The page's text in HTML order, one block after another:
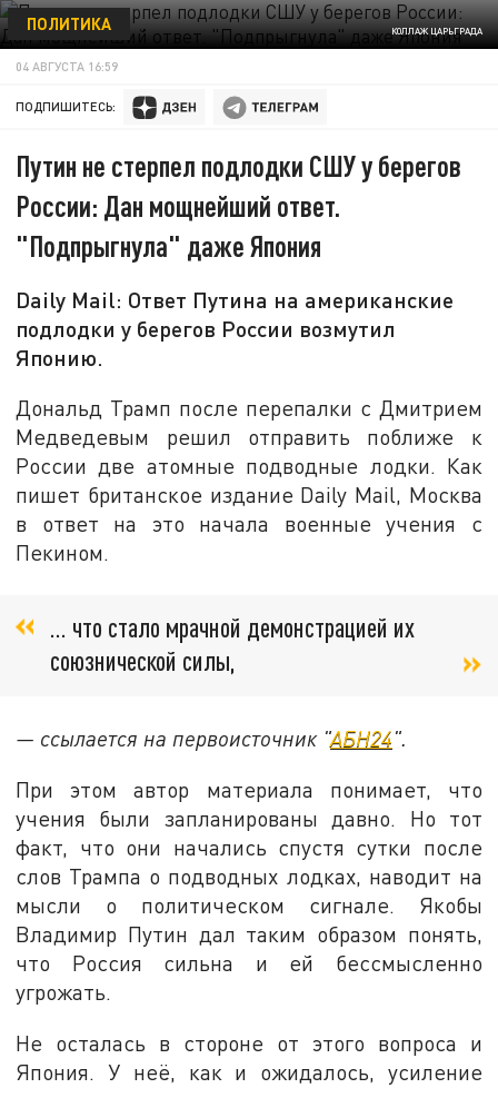
КОЛЛАЖ ЦАРЬГРАДА
ПОЛИТИКА
04 АВГУСТА 16:59
ПОДПИШИТЕСЬ:
Путин не стерпел подлодки СШУ у берегов
России: Дан мощнейший ответ.
"Подпрыгнула" даже Япония
Daily Mail: Ответ Путина на американские
подлодки у берегов России возмутил
Японию.
Дональд Трамп после перепалки с Дмитрием
Медведевым решил отправить поближе к
России две атомные подводные лодки. Как
пишет британское издание Daily Mail, Москва
в ответ на это начала военные учения с
Пекином.
… что стало мрачной демонстрацией их
союзнической силы,
— ссылается на первоисточник "АБН24".
При этом автор материала понимает, что
учения были запланированы давно. Но тот
факт, что они начались спустя сутки после
слов Трампа о подводных лодках, наводит на
мысли о политическом сигнале. Якобы
Владимир Путин дал таким образом понять,
что Россия сильна и ей бессмысленно
угрожать.
Не осталась в стороне от этого вопроса и
Япония. У неё, как и ожидалось, усиление